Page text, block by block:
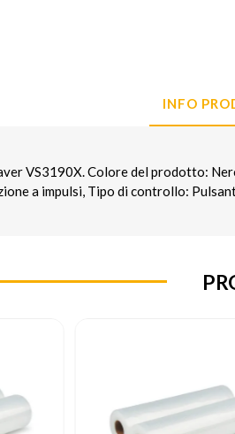
INFO
VS3190X. Colore del prodotto:
a impulsi, Tipo di controllo: